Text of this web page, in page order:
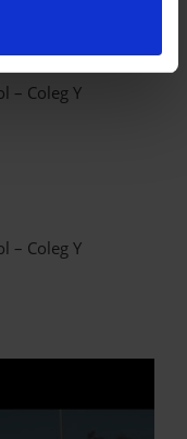
– Coleg Y
– Coleg Y